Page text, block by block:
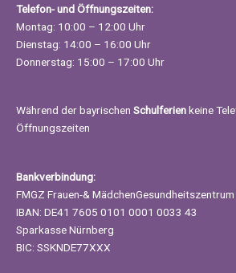
Telefon- und Öffnungszeiten:
Montag: 10:00 – 12:00 Uhr
Dienstag: 14:00 – 16:00 Uhr
Donnerstag: 15:00 – 17:00 Uhr
Während der bayrischen Schulferienkeine
Öffnungszeiten
Bankverbindung:
FMGZ Frauen-& MädchenGesundheitszentrum
IBAN: DE41 7605 0101 0001 0033 43
Sparkasse Nürnberg
BIC: SSKNDE77XXX